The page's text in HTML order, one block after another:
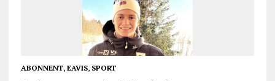
ABONNENT, EAVIS, SPORT